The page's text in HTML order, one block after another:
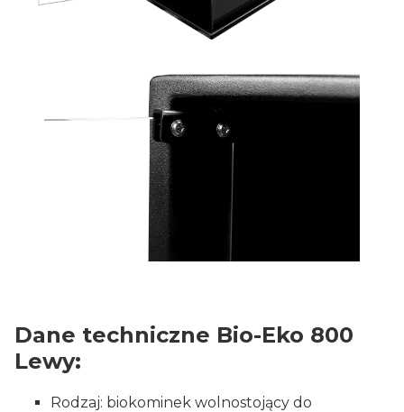
Dane techniczne Bio-Eko 800
Lewy:
Rodzaj: biokominek wolnostojący do